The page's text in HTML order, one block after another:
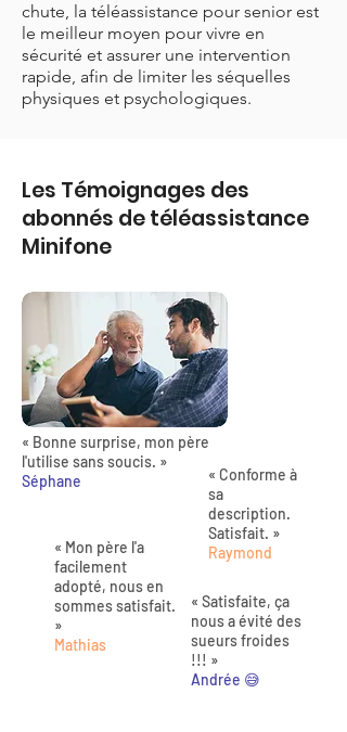
chute, la téléassistance pour senior est
le meilleur moyen pour vivre en
sécurité et assurer une intervention
rapide, afin de limiter les séquelles
physiques et psychologiques.
Les Témoignages des
abonnés de téléassistance
Minifone
« Bonne surprise, mon père
l'utilise sans soucis. »
Séphane
« Mon père l'a
facilement
adopté, nous en
sommes satisfait.
»
Mathias
« Conforme à
sa
description.
Satisfait. »
Raymond
« Satisfaite, ça
nous a évité des
sueurs froides
!!! »
Andrée 😅